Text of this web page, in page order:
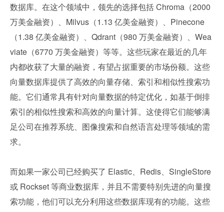
数据库。在这个领域中，领先的选择包括 Chroma（2000
万美金融资）、Milvus（1.13 亿美金融资）、Pinecone
（1.38 亿美金融资）、Qdrant（980 万美金融资）、Wea
viate（6770 万美金融资）等等。这些玩家在最近的几年
内都收获了大量的融资，有望占据重要的市场份额。这些
向量数据库提供了高效的向量存储、索引和相似性搜索功
能。它们通常具有针对向量数据的特定优化，如基于倒排
索引的相似性搜索和高效的向量计算。这使得它们能够满
足公司在推荐系统、图像搜索和自然语言处理等领域的需
求。
而如果一家公司已经购买了 Elastic、Redis、SingleStore
或 Rockset 等商业数据库，并且不需要特别先进的向量搜
索功能，他们可以充分利用这些数据库现有的功能。这些